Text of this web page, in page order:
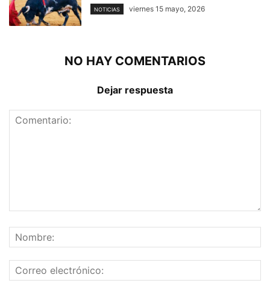
NOTICIAS viernes 15 mayo, 2026
NO HAY COMENTARIOS
Dejar respuesta